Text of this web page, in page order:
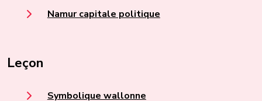
Namur capitale politique
Leçon
Symbolique wallonne